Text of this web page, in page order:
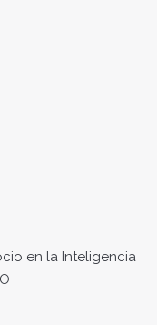
en la Inteligencia